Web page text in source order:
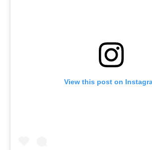
View this post on